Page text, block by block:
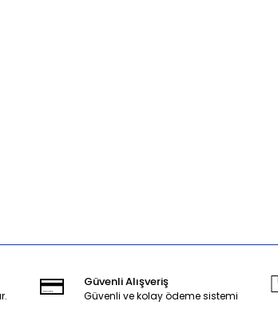
Güvenli Alışveriş
Güvenli ve kolay ödeme sistemi